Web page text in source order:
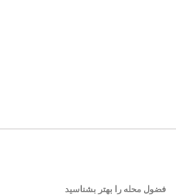
فضول محله را بهتر بشناسید